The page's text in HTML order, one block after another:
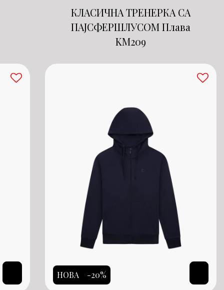
КЛАСИЧНА ТРЕНЕРКА СА
ПАЈСФЕРШЛУСОМ Плава
KM209
НОВА -20%